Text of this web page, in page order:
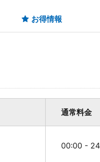
お得情報
通常料金
00:00 -